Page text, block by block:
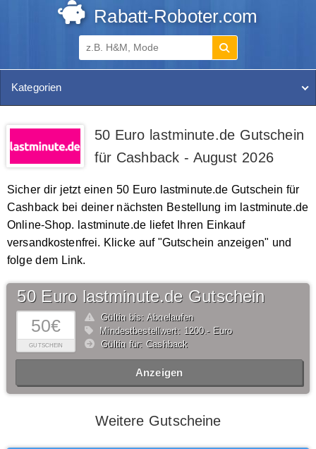
Rabatt-Roboter.com
Kategorien
50 Euro lastminute.de Gutschein
für Cashback - August 2026
Sicher dir jetzt einen 50 Euro lastminute.de Gutschein für
Cashback bei deiner nächsten Bestellung im lastminute.de
Online-Shop. lastminute.de liefet Ihren Einkauf
versandkostenfrei. Klicke auf "Gutschein anzeigen" und
folge dem Link.
50€
GUTSCHEIN
50 Euro lastminute.de Gutschein
Gültig bis: Abgelaufen
Mindestbestellwert: 1200,- Euro
Gültig für: Cashback
Anzeigen
Weitere Gutscheine